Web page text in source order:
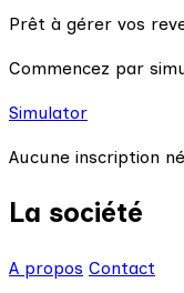
Prêt à gérer vos
Commencez par
Simulator
Aucune inscription
La société
A propos Contact